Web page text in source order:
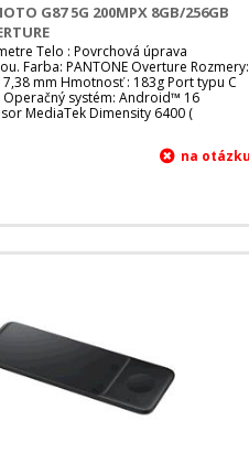
G87 5G 200MPX 8GB/256GB
Telo : Povrchová úprava
Farba: PANTONE Overture Rozmery:
7,38 mm Hmotnosť : 183g Port typu C
Operačný systém: Android™ 16
MediaTek Dimensity 6400 (